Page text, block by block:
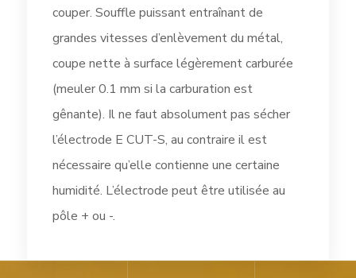
couper. Souffle puissant entraînant de
grandes vitesses d’enlèvement du métal,
coupe nette à surface légèrement carburée
(meuler 0.1 mm si la carburation est
gênante). Il ne faut absolument pas sécher
l’électrode E CUT-S, au contraire il est
nécessaire qu’elle contienne une certaine
humidité. L’électrode peut être utilisée au
pôle + ou -.